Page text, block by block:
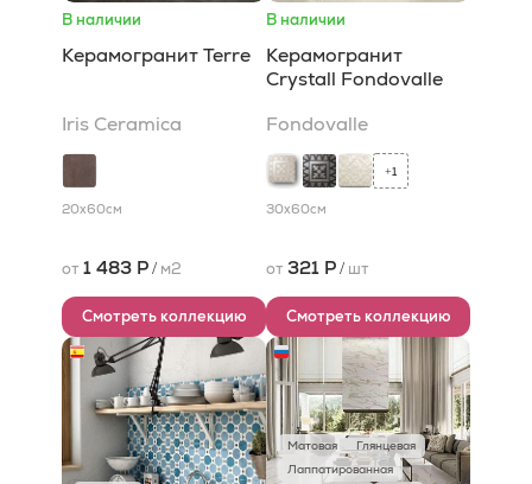
В наличии
Керамогранит Terre
Iris Ceramica
20x60см
от 1 483 Р/ м2
Смотреть коллекцию
В наличии
Керамогранит
Crystall Fondovalle
Fondovalle
+1
30x60см
от 321 Р/ шт
Смотреть коллекцию
Матовая
Глянцевая
Лаппатированная